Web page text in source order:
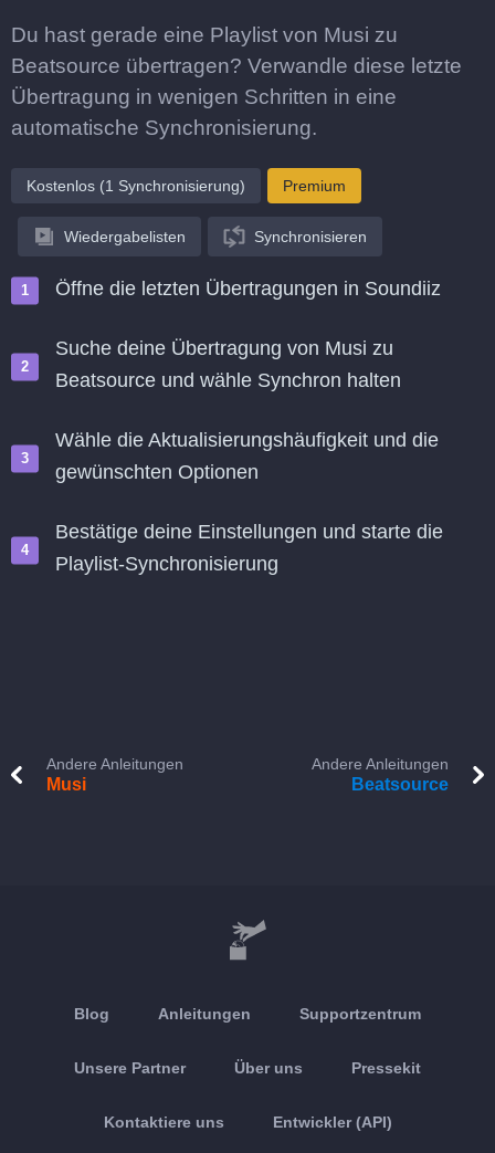
Du hast gerade eine Playlist von Musi zu
Beatsource übertragen? Verwandle diese letzte
Übertragung in wenigen Schritten in eine
automatische Synchronisierung.
Kostenlos (1 Synchronisierung) Premium
Wiedergabelisten Synchronisieren
Öffne die letzten Übertragungen in Soundiiz
Suche deine Übertragung von Musi zu
Beatsource und wähle Synchron halten
Wähle die Aktualisierungshäufigkeit und die
gewünschten Optionen
Bestätige deine Einstellungen und starte die
Playlist-Synchronisierung
Andere Anleitungen
Musi
Andere Anleitungen
Beatsource
Blog Anleitungen Supportzentrum
Unsere Partner Über uns Pressekit
Kontaktiere uns Entwickler (API)